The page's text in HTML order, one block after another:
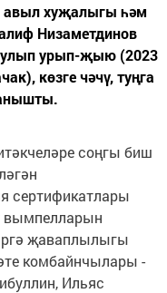
хуҗалыгы һәм
Низаметдинов
урып-җыю (2023
көзге чәчү, туңга
соңгы биш
сертификатлары
вымпелларын
җаваплылыгы
комбайнчылары -
Ильяс